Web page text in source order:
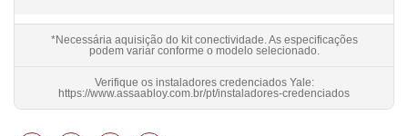
*Necessária aquisição do kit conectividade. As especificações
podem variar conforme o modelo selecionado.
Verifique os instaladores credenciados Yale:
https://www.assaabloy.com.br/pt/instaladores-credenciados